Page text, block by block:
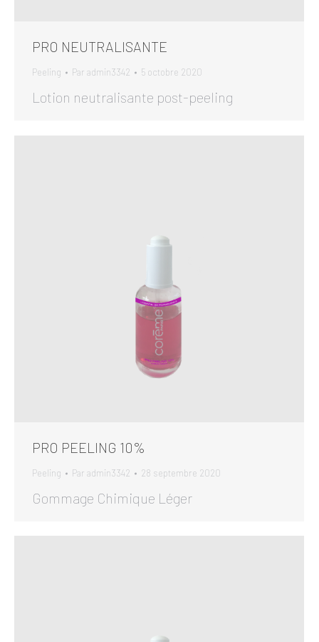
PRO NEUTRALISANTE
Peeling Par admin3342 5 octobre 2020
Lotion neutralisante post-peeling
PRO PEELING 10%
Peeling Par admin3342 28 septembre 2020
Gommage Chimique Léger